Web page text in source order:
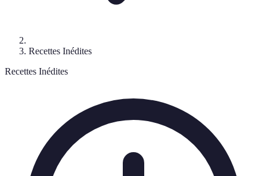
Recettes Inédites
Recettes Inédites